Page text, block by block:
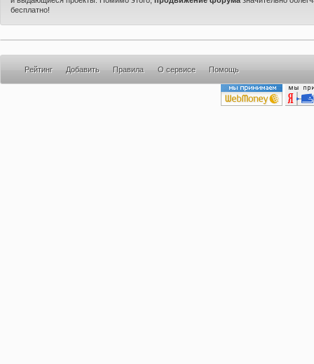
бесплатно!
Рейтинг Добавить Правила О сервисе Помощь